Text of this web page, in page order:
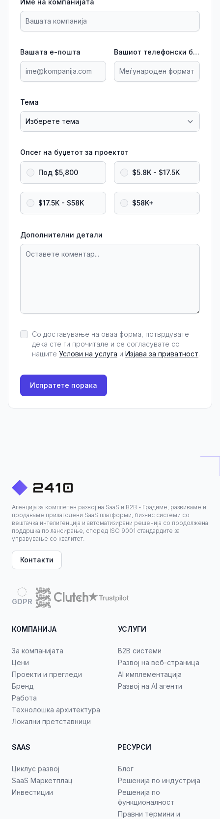
Име на компанијата
Вашата е-пошта Вашиот телефонски број
Тема
Опсег на буџетот за проектот
Под $5,800 $5.8K - $17.5K
$17.5K - $58K $58K+
Дополнителни детали
Со доставување на оваа форма, потврдувате
дека сте ги прочитале и се согласувате со
нашите Услови на услуга и Изјава за приватност.
Испратете порака
Агенција за комплетен развој на SaaS и B2B - Градиме, развиваме и
продаваме прилагодени SaaS платформи, бизнис системи со
вештачка интелигенција и автоматизирани решенија со продолжена
поддршка по лансирање, според ISO 9001 стандардите за
управување со квалитет.
Контакти
GDPR
КОМПАНИЈА
За компанијата
Цени
Проекти и прегледи
Бренд
Работа
Технолошка архитектура
Локални претставници
УСЛУГИ
B2B системи
Развој на веб-страница
AI имплементација
Развој на AI агенти
SAAS
Циклус развој
SaaS Маркетплац
Инвестиции
РЕСУРСИ
Блог
Решенија по индустрија
Решенија по
функционалност
Правни термини и